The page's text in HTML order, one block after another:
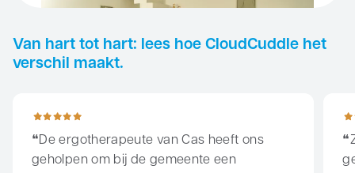
Van hart tot hart: lees hoe CloudCuddle het
verschil maakt.
De ergotherapeute van Cas heeft ons
geholpen om bij de gemeente een